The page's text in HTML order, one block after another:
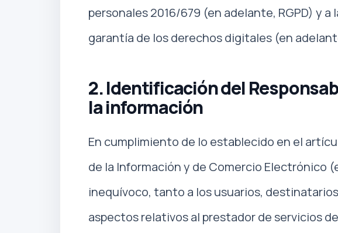
personales 2016/679 (en adelante, RGPD) y
garantía de los derechos digitales (en
2. Identificación del
la información
En cumplimiento de lo establecido en el
de la Información y de Comercio Electrónico
inequívoco, tanto a los usuarios,
aspectos relativos al prestador de servicios